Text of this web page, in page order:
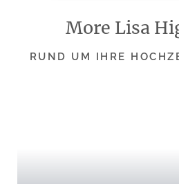
More Lisa
RUND UM IHRE